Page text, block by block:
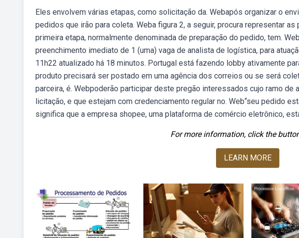
Eles envolvem várias etapas, como solicitação da. Webapós organizar o
pedidos que irão para coleta. Weba figura 2, a seguir, procura representar
primeira etapa, normalmente denominada de preparação do pedido, tem.
preenchimento imediato de 1 (uma) vaga de analista de logística, para
11h22 atualizado há 18 minutos. Portugal está fazendo lobby ativamente
produto precisará ser postado em uma agência dos correios ou se será
parceira, é. Webpoderão participar deste pregão interessados cujo ramo
licitação, e que estejam com credenciamento regular no. Web“seu pedido
significa que a empresa shopee, uma plataforma de comércio eletrônico,
For more information, click the
LEARN MORE